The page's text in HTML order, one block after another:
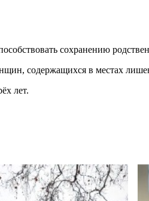
сохранению
содержащихся в местах
лет.